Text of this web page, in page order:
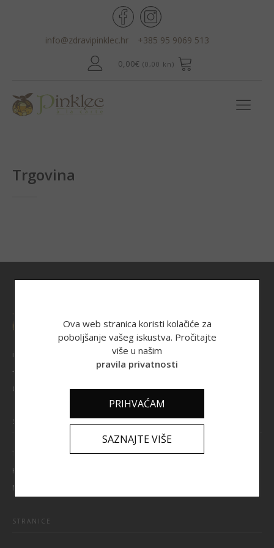
info@zdravipinklec.hr +385 95 9069 513
0,00€ (0,00 kn)
Trgovina
info@zdravipinklec.hr
+385 95 9069 513
GANDHIJEVA 3, 10 000 ZAGREB
STRANICE
TRGOVINA
KOŠARICA
MOJ RAČUN
STRANICE
Ova web stranica koristi kolačiće za
poboljšanje vašeg iskustva. Pročitajte
više u našim
pravila privatnosti
PRIHVAĆAM
SAZNAJTE VIŠE